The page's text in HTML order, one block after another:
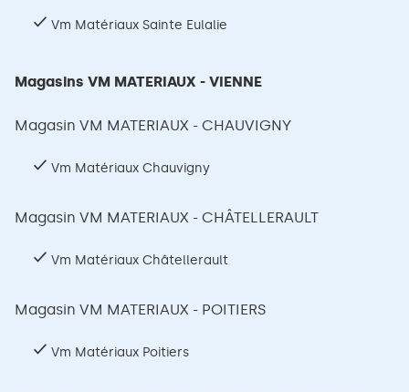
Vm Matériaux Sainte Eulalie
Magasins VM MATERIAUX - VIENNE
Magasin VM MATERIAUX - CHAUVIGNY
Vm Matériaux Chauvigny
Magasin VM MATERIAUX - CHÂTELLERAULT
Vm Matériaux Châtellerault
Magasin VM MATERIAUX - POITIERS
Vm Matériaux Poitiers